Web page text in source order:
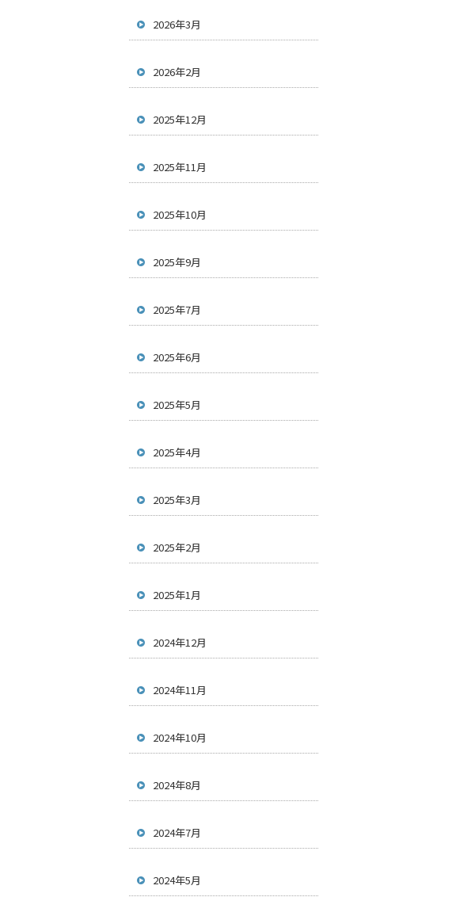
2026年3月
2026年2月
2025年12月
2025年11月
2025年10月
2025年9月
2025年7月
2025年6月
2025年5月
2025年4月
2025年3月
2025年2月
2025年1月
2024年12月
2024年11月
2024年10月
2024年8月
2024年7月
2024年5月